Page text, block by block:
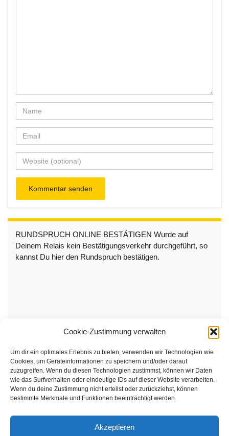
Cookie-Zustimmung verwalten
Um dir ein optimales Erlebnis zu bieten, verwenden wir Technologien wie
Cookies, um Geräteinformationen zu speichern und/oder darauf
zuzugreifen. Wenn du diesen Technologien zustimmst, können wir Daten
wie das Surfverhalten oder eindeutige IDs auf dieser Website verarbeiten.
Wenn du deine Zustimmung nicht erteilst oder zurückziehst, können
bestimmte Merkmale und Funktionen beeinträchtigt werden.
Akzeptieren
RUNDSPRUCH ONLINE BESTÄTIGEN Wurde auf
Deinem Relais kein Bestätigungsverkehr durchgeführt, so
kannst Du hier den Rundspruch bestätigen.